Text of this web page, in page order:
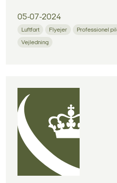
05-07-2024
Luftfart Flyejer Professionel
Vejledning